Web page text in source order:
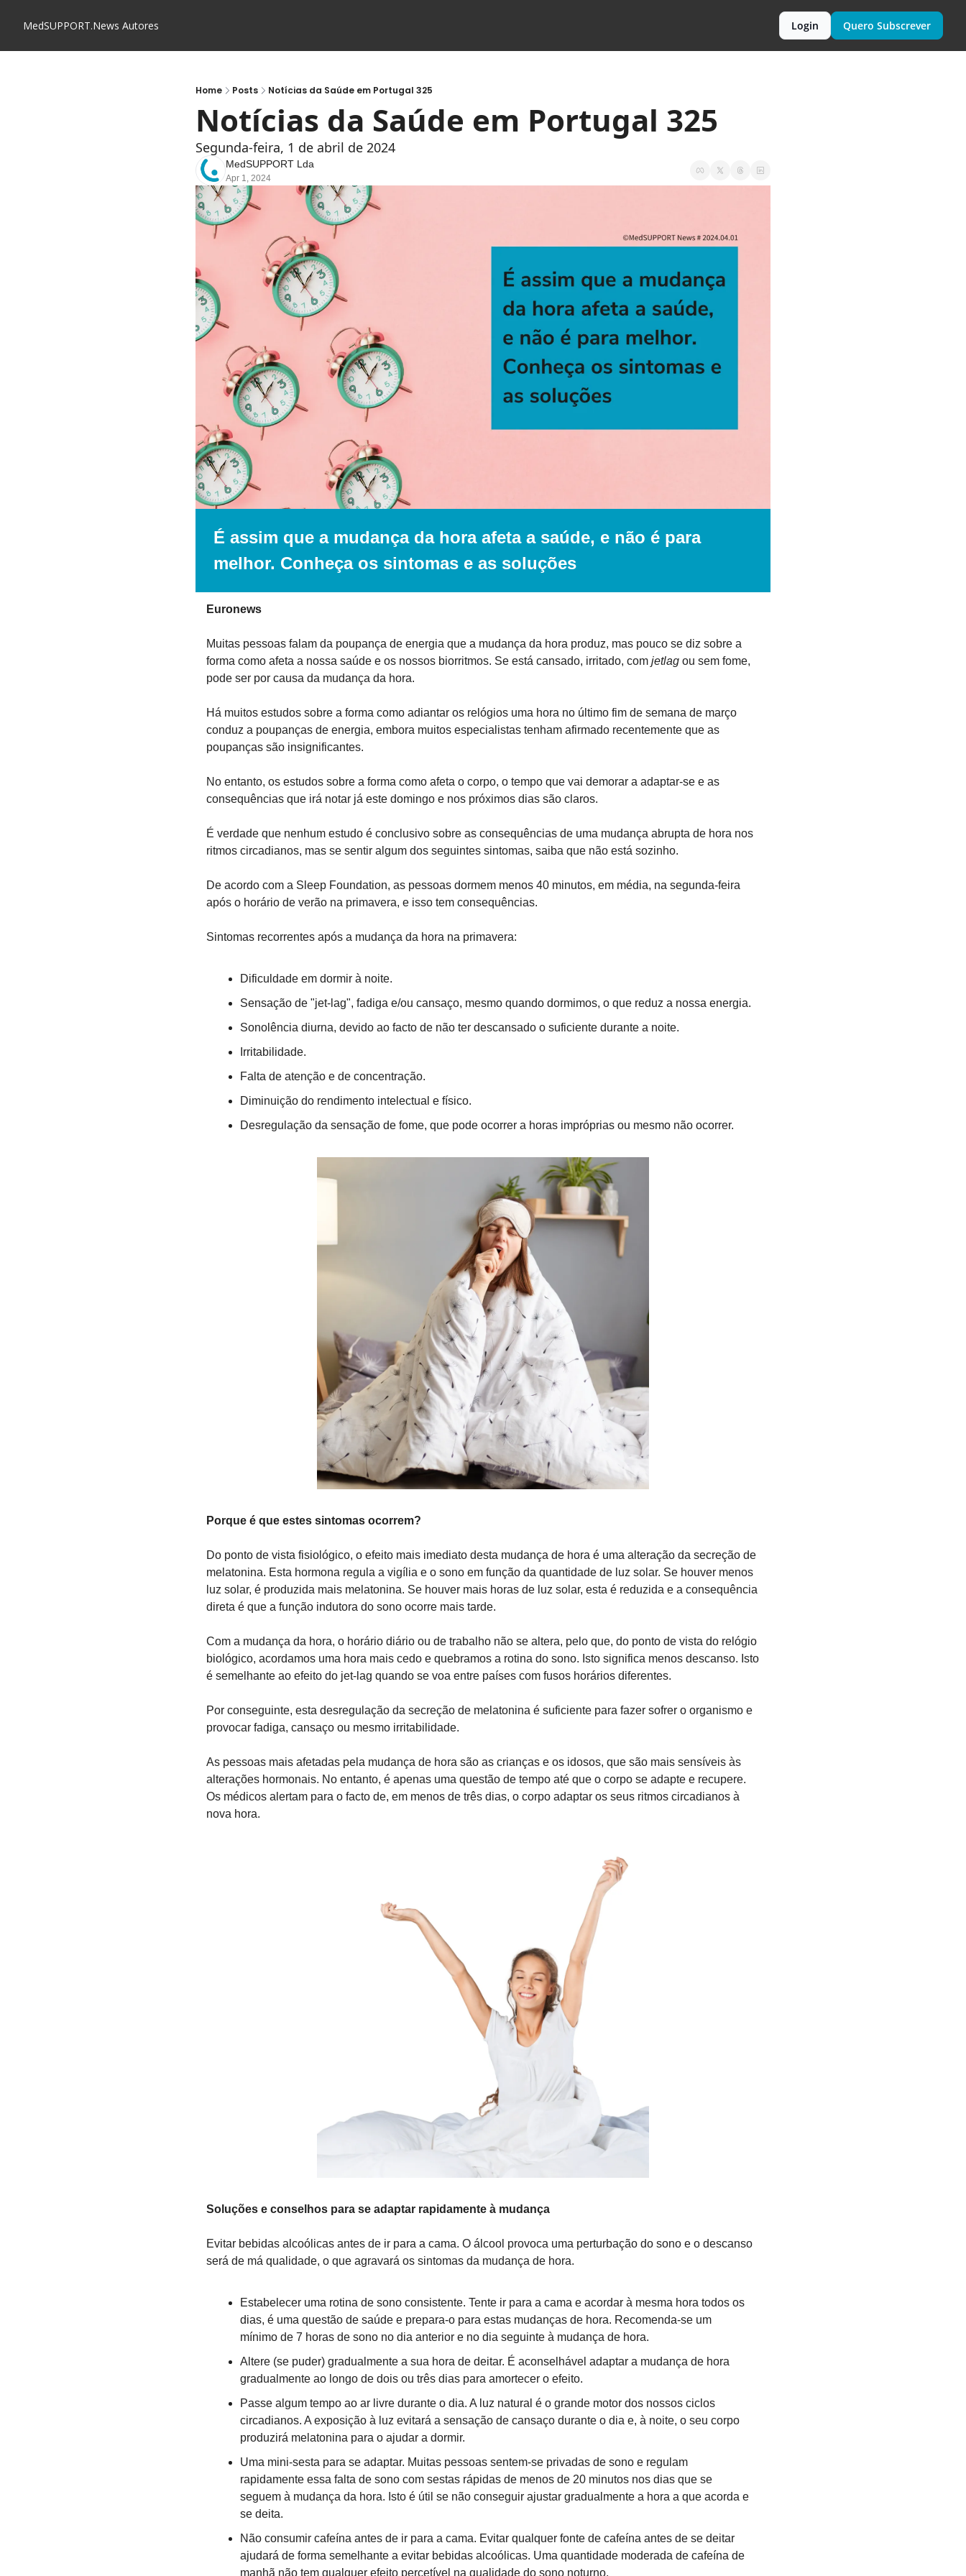
MedSUPPORT.News Autores Login Quero Subscrever
Home Posts Notícias da Saúde em Portugal 325
Notícias da Saúde em Portugal 325
Segunda-feira, 1 de abril de 2024
MedSUPPORT Lda
Apr 1, 2024
É assim que a mudança da hora afeta a saúde, e não é para
melhor. Conheça os sintomas e as soluções
Euronews
Muitas pessoas falam da poupança de energia que a mudança da hora produz, mas pouco se diz sobre a
forma como afeta a nossa saúde e os nossos biorritmos. Se está cansado, irritado, com jetlag ou sem fome,
pode ser por causa da mudança da hora.
Há muitos estudos sobre a forma como adiantar os relógios uma hora no último fim de semana de março
conduz a poupanças de energia, embora muitos especialistas tenham afirmado recentemente que as
poupanças são insignificantes.
No entanto, os estudos sobre a forma como afeta o corpo, o tempo que vai demorar a adaptar-se e as
consequências que irá notar já este domingo e nos próximos dias são claros.
É verdade que nenhum estudo é conclusivo sobre as consequências de uma mudança abrupta de hora nos
ritmos circadianos, mas se sentir algum dos seguintes sintomas, saiba que não está sozinho.
De acordo com a Sleep Foundation, as pessoas dormem menos 40 minutos, em média, na segunda-feira
após o horário de verão na primavera, e isso tem consequências.
Sintomas recorrentes após a mudança da hora na primavera:
Dificuldade em dormir à noite.
Sensação de "jet-lag", fadiga e/ou cansaço, mesmo quando dormimos, o que reduz a nossa energia.
Sonolência diurna, devido ao facto de não ter descansado o suficiente durante a noite.
Irritabilidade.
Falta de atenção e de concentração.
Diminuição do rendimento intelectual e físico.
Desregulação da sensação de fome, que pode ocorrer a horas impróprias ou mesmo não ocorrer.
Porque é que estes sintomas ocorrem?
Do ponto de vista fisiológico, o efeito mais imediato desta mudança de hora é uma alteração da secreção de
melatonina. Esta hormona regula a vigília e o sono em função da quantidade de luz solar. Se houver menos
luz solar, é produzida mais melatonina. Se houver mais horas de luz solar, esta é reduzida e a consequência
direta é que a função indutora do sono ocorre mais tarde.
Com a mudança da hora, o horário diário ou de trabalho não se altera, pelo que, do ponto de vista do relógio
biológico, acordamos uma hora mais cedo e quebramos a rotina do sono. Isto significa menos descanso. Isto
é semelhante ao efeito do jet-lag quando se voa entre países com fusos horários diferentes.
Por conseguinte, esta desregulação da secreção de melatonina é suficiente para fazer sofrer o organismo e
provocar fadiga, cansaço ou mesmo irritabilidade.
As pessoas mais afetadas pela mudança de hora são as crianças e os idosos, que são mais sensíveis às
alterações hormonais. No entanto, é apenas uma questão de tempo até que o corpo se adapte e recupere.
Os médicos alertam para o facto de, em menos de três dias, o corpo adaptar os seus ritmos circadianos à
nova hora.
Soluções e conselhos para se adaptar rapidamente à mudança
Evitar bebidas alcoólicas antes de ir para a cama. O álcool provoca uma perturbação do sono e o descanso
será de má qualidade, o que agravará os sintomas da mudança de hora.
Estabelecer uma rotina de sono consistente. Tente ir para a cama e acordar à mesma hora todos os
dias, é uma questão de saúde e prepara-o para estas mudanças de hora. Recomenda-se um
mínimo de 7 horas de sono no dia anterior e no dia seguinte à mudança de hora.
Altere (se puder) gradualmente a sua hora de deitar. É aconselhável adaptar a mudança de hora
gradualmente ao longo de dois ou três dias para amortecer o efeito.
Passe algum tempo ao ar livre durante o dia. A luz natural é o grande motor dos nossos ciclos
circadianos. A exposição à luz evitará a sensação de cansaço durante o dia e, à noite, o seu corpo
produzirá melatonina para o ajudar a dormir.
Uma mini-sesta para se adaptar. Muitas pessoas sentem-se privadas de sono e regulam
rapidamente essa falta de sono com sestas rápidas de menos de 20 minutos nos dias que se
seguem à mudança da hora. Isto é útil se não conseguir ajustar gradualmente a hora a que acorda e
se deita.
Não consumir cafeína antes de ir para a cama. Evitar qualquer fonte de cafeína antes de se deitar
ajudará de forma semelhante a evitar bebidas alcoólicas. Uma quantidade moderada de cafeína de
manhã não tem qualquer efeito percetível na qualidade do sono noturno.